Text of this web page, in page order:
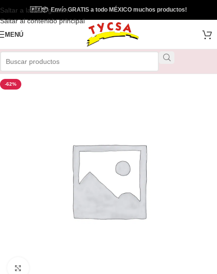
Saltar a la navegación
Saltar al contenido principal
🇲🇽📦Envío GRATIS a todo MÉXICO muchos productos!
MENÚ
-62%